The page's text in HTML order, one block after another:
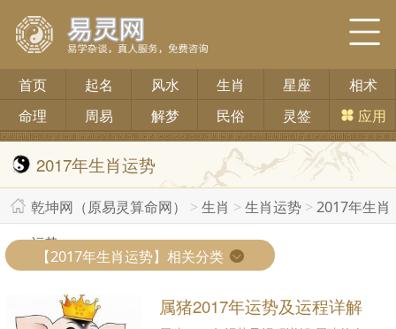
首页 起名 风水 生肖 星座
相术
命理
周易 解梦 民俗 灵签 应用
2017年生肖运势
乾坤网（原易灵算命网） >生肖 >生肖运势 >2017年生肖
运势>
【2017年生肖运势】相关分类
属猪2017年运势及运程详解